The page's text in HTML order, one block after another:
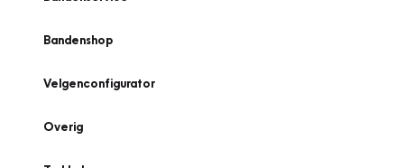
Bandenshop
Velgenconfigurator
Overig